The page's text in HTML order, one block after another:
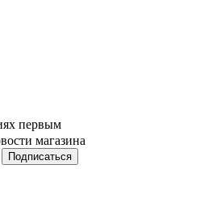
первым
магазина